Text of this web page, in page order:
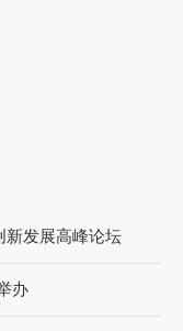
新发展高峰论坛
办